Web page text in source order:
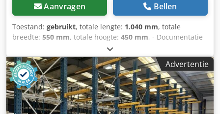
Aanvragen Bellen
Toestand: gebruikt, totale lengte: 1.040 mm, totale
breedte: 550 mm, totale hoogte: 450 mm, - Documentatie
aanwezig: Nee - CE certificaat aanwezig: Nee -
Transportafmetingen: 1040mm x 550mm x 450mm (l x b x
h) - Transportcolli [st.]: 1 Financiële informatie BTW: De
getoonde prijs is exclusief BTW BTW/marge: BTW
verrekenbaar voor ondernemers Csdpfx Alsxm Rgxs Rsha
Levering en inruil altijd mogelijk van alles in de industriële
sectoren Lukas van Rossum
Advertentie